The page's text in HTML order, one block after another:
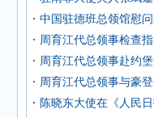
中国驻德班总领馆慰
周育江代总领事检查
周育江代总领事赴约
周育江代总领事与豪
陈晓东大使在《人民